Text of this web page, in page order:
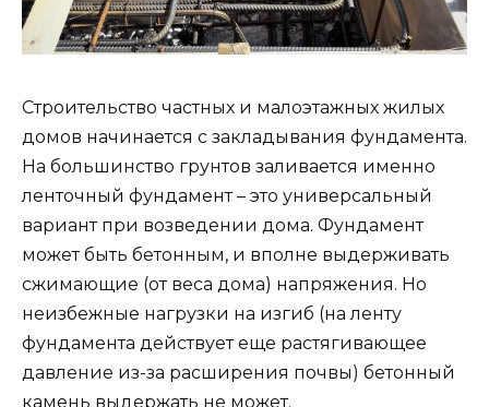
Строительство частных и малоэтажных жилых
домов начинается с закладывания фундамента.
На большинство грунтов заливается именно
ленточный фундамент – это универсальный
вариант при возведении дома. Фундамент
может быть бетонным, и вполне выдерживать
сжимающие (от веса дома) напряжения. Но
неизбежные нагрузки на изгиб (на ленту
фундамента действует еще растягивающее
давление из-за расширения почвы) бетонный
камень выдержать не может.